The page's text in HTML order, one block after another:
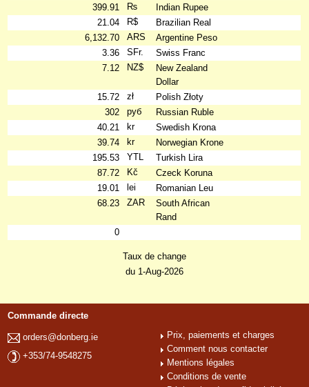
399.91
₨
Indian Rupee
21.04
R$
Brazilian Real
6,132.70
ARS
Argentine Peso
3.36
SFr.
Swiss Franc
7.12
NZ$
New Zealand
Dollar
15.72
zł
Polish Złoty
302
руб
Russian Ruble
40.21
kr
Swedish Krona
39.74
kr
Norwegian Krone
195.53
YTL
Turkish Lira
87.72
Kč
Czeck Koruna
19.01
lei
Romanian Leu
68.23
ZAR
South African
Rand
0
Taux de change
du 1-Aug-2026
Commande directe
orders@donberg.ie
+353/74-9548275
Prix, paiements et charges
Comment nous contacter
Mentions légales
Conditions de vente